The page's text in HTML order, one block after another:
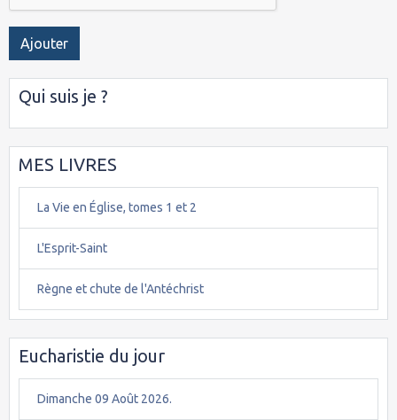
Ajouter
Qui suis je ?
MES LIVRES
La Vie en Église, tomes 1 et 2
L'Esprit-Saint
Règne et chute de l'Antéchrist
Eucharistie du jour
Dimanche 09 Août 2026.